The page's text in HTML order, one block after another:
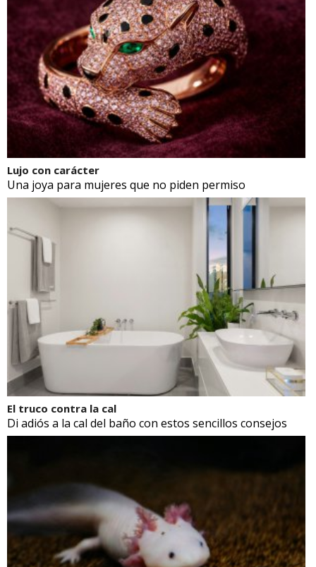
Lujo con carácter
Una joya para mujeres que no piden permiso
El truco contra la cal
Di adiós a la cal del baño con estos sencillos consejos